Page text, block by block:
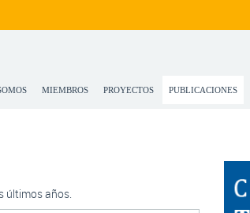
MIEMBROS PROYECTOS PUBLICACIONES
últimos años.